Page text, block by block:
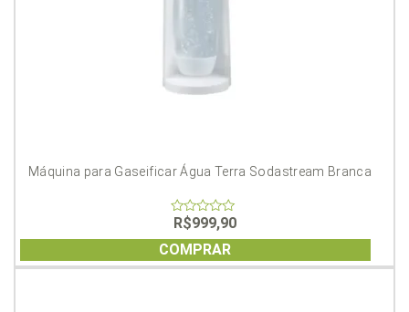
Máquina para Gaseificar Água Terra Sodastream Branca
0
out
of
5
R$999,90
COMPRAR